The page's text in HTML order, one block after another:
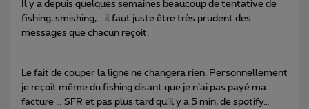
Il y a depuis quelques semaines beaucoup de tentative de
fishing, smishing,… il faut juste être très prudent des
messages que chacun reçoit.
Le fait de couper la ligne ne changera rien. Personnellement
je reçoit même du fishing disant que je n’ai pas payé ma
facture … SFR et pas plus tard qu’il y a 5 min, de spotify…